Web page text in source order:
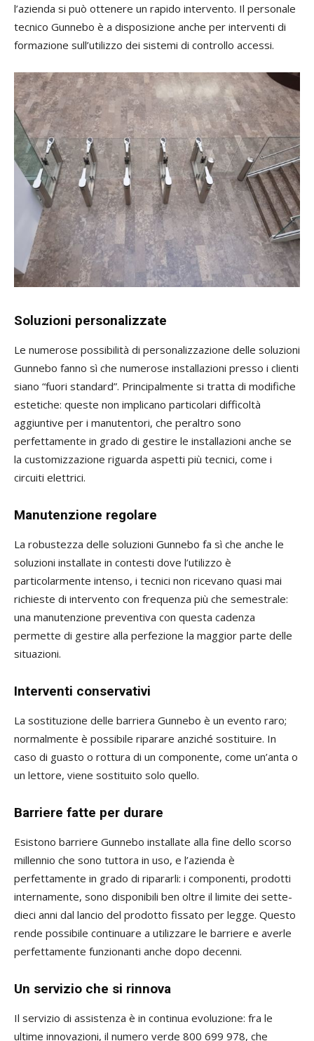
l’azienda si può ottenere un rapido intervento. Il personale
tecnico Gunnebo è a disposizione anche per interventi di
formazione sull’utilizzo dei sistemi di controllo accessi.
Soluzioni personalizzate
Le numerose possibilità di personalizzazione delle soluzioni
Gunnebo fanno sì che numerose installazioni presso i clienti
siano “fuori standard”. Principalmente si tratta di modifiche
estetiche: queste non implicano particolari difficoltà
aggiuntive per i manutentori, che peraltro sono
perfettamente in grado di gestire le installazioni anche se
la customizzazione riguarda aspetti più tecnici, come i
circuiti elettrici.
Manutenzione regolare
La robustezza delle soluzioni Gunnebo fa sì che anche le
soluzioni installate in contesti dove l’utilizzo è
particolarmente intenso, i tecnici non ricevano quasi mai
richieste di intervento con frequenza più che semestrale:
una manutenzione preventiva con questa cadenza
permette di gestire alla perfezione la maggior parte delle
situazioni.
Interventi conservativi
La sostituzione delle barriera Gunnebo è un evento raro;
normalmente è possibile riparare anziché sostituire. In
caso di guasto o rottura di un componente, come un’anta o
un lettore, viene sostituito solo quello.
Barriere fatte per durare
Esistono barriere Gunnebo installate alla fine dello scorso
millennio che sono tuttora in uso, e l’azienda è
perfettamente in grado di ripararli: i componenti, prodotti
internamente, sono disponibili ben oltre il limite dei sette-
dieci anni dal lancio del prodotto fissato per legge. Questo
rende possibile continuare a utilizzare le barriere e averle
perfettamente funzionanti anche dopo decenni.
Un servizio che si rinnova
Il servizio di assistenza è in continua evoluzione: fra le
ultime innovazioni, il numero verde 800 699 978, che